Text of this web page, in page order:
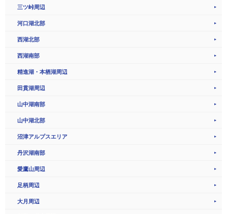
三ツ峠周辺
河口湖北部
西湖北部
西湖南部
精進湖・本栖湖周辺
田貫湖周辺
山中湖南部
山中湖北部
沼津アルプスエリア
丹沢湖南部
愛鷹山周辺
足柄周辺
大月周辺